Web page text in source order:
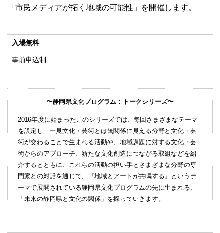
「市民メディアが拓く地域の可能性」を開催します。
入場無料
事前申込制
〜静岡県文化プログラム：トークシリーズ〜
2016年度に始まったこのシリーズでは、毎回さまざまなテーマ
を設定し、一見文化・芸術とは無関係に見える分野と文化・芸
術が交わることで生まれる活動や、地域課題に対する文化・芸
術からのアプローチ、新たな文化創造につながる取組などを紹
介するとともに、これらの活動の担い手とさまざまな分野の専
門家との対話を通じて、『地域とアートが共鳴する』というテ
ーマで展開されている静岡県文化プログラムの先に生まれる、
「未来の静岡県と文化の関係」を探っていきます。